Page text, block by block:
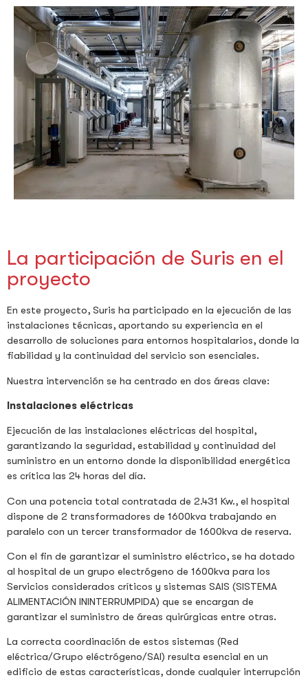
La participación de Suris en el
proyecto
En este proyecto, Suris ha participado en la ejecución de las
instalaciones técnicas, aportando su experiencia en el
desarrollo de soluciones para entornos hospitalarios, donde la
fiabilidad y la continuidad del servicio son esenciales.
Nuestra intervención se ha centrado en dos áreas clave:
Instalaciones eléctricas
Ejecución de las instalaciones eléctricas del hospital,
garantizando la seguridad, estabilidad y continuidad del
suministro en un entorno donde la disponibilidad energética
es crítica las 24 horas del día.
Con una potencia total contratada de 2.431 Kw., el hospital
dispone de 2 transformadores de 1600kva trabajando en
paralelo con un tercer transformador de 1600kva de reserva.
Con el fin de garantizar el suministro eléctrico, se ha dotado
al hospital de un grupo electrógeno de 1600kva para los
Servicios considerados críticos y sistemas SAIS (SISTEMA
ALIMENTACIÓN ININTERRUMPIDA) que se encargan de
garantizar el suministro de áreas quirúrgicas entre otras.
La correcta coordinación de estos sistemas (Red
eléctrica/Grupo eléctrógeno/SAI) resulta esencial en un
edificio de estas características, donde cualquier interrupción